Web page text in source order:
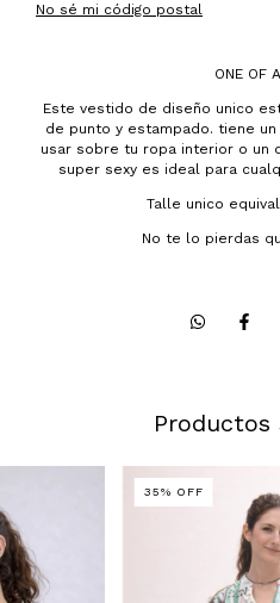
No sé mi código postal
ONE OF
Este vestido de diseño unico
de punto y estampado. tiene
usar sobre tu ropa interior o un
super sexy es ideal para
Talle unico
No te lo pierdas
Productos
35% OFF